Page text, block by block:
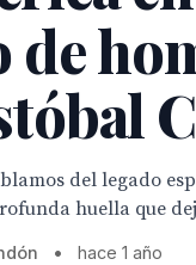
de
del legado
huella que
• hace 1 año